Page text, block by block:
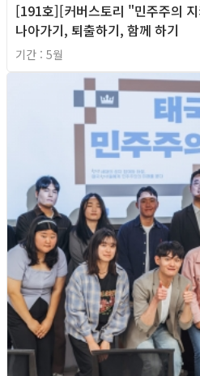
[191호][커버스토리 "민주주의
나아가기, 퇴출하기, 함께 하기
기간 : 5월